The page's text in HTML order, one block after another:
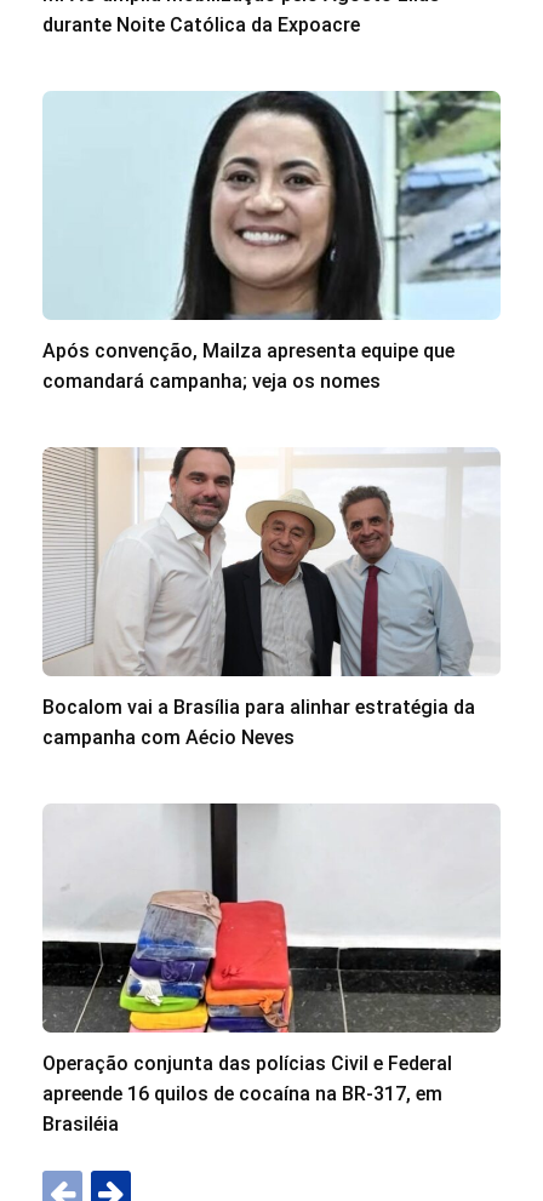
durante Noite Católica da Expoacre
Após convenção, Mailza apresenta equipe que
comandará campanha; veja os nomes
Bocalom vai a Brasília para alinhar estratégia da
campanha com Aécio Neves
Operação conjunta das polícias Civil e Federal
apreende 16 quilos de cocaína na BR-317, em
Brasiléia